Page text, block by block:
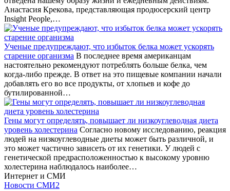
Анастасия Крекова, представляющая продюсерский центр
Insight People,…
Ученые предупреждают, что избыток белка может ускорять
старение организма В последнее время американцам
настоятельно рекомендуют потреблять больше белка, чем
когда-либо прежде. В ответ на это пищевые компании начали
добавлять его во все продукты, от хлопьев и кофе до
бутилированной…
Гены могут определять, повышает ли низкоуглеводная диета
уровень холестерина Согласно новому исследованию, реакция
людей на низкоуглеводные диеты может быть различной, и
это может частично зависеть от их генетики. У людей с
генетической предрасположенностью к высокому уровню
холестерина наблюдалось наиболее…
Интернет и СМИ
Новости СМИ2